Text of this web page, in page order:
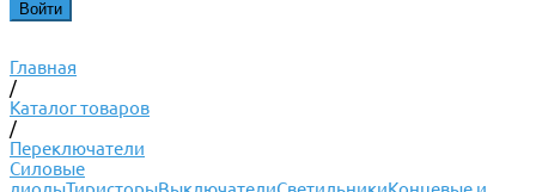
Главная
/
Каталог товаров
/
Переключатели
Силовые